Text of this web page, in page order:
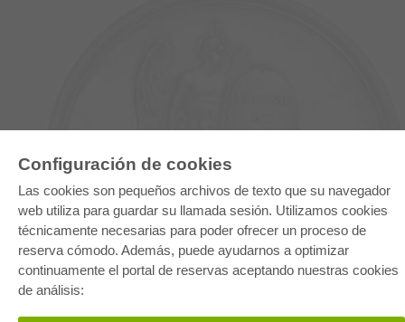
Configuración de cookies
Las cookies son pequeños archivos de texto que su navegador
web utiliza para guardar su llamada sesión. Utilizamos cookies
técnicamente necesarias para poder ofrecer un proceso de
reserva cómodo. Además, puede ayudarnos a optimizar
continuamente el portal de reservas aceptando nuestras cookies
de análisis:
E-COLLECTION
Paquete entero
Paquete de especialidades
Pick & Choose
Preguntas mas frequentes(FAQ)
TIENDA ONLINE